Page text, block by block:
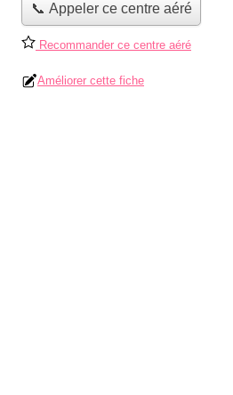
📞 Appeler ce centre aéré
Recommander ce centre aéré
Améliorer cette fiche